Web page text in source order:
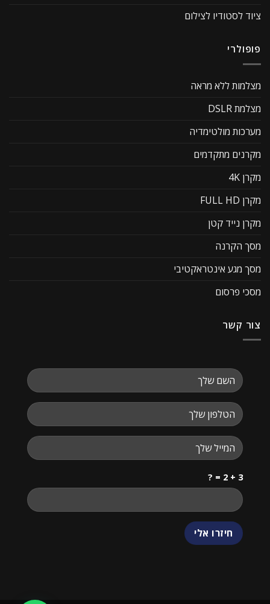
ציוד לסטודיו לצילום
פופולרי
מצלמות ללא מראה
מצלמת DSLR
מערכות מולטימדיה
מקרנים מתקדמים
מקרן 4K
מקרן FULL HD
מקרן נייד קטן
מסך הקרנה
מסך מגע אינטראקטיבי
מסכי פרסום
צור קשר
3 + 2 = ?